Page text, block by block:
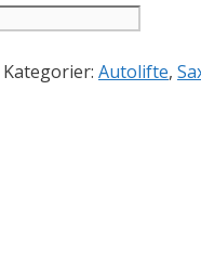
Kategorier: Autolifte,